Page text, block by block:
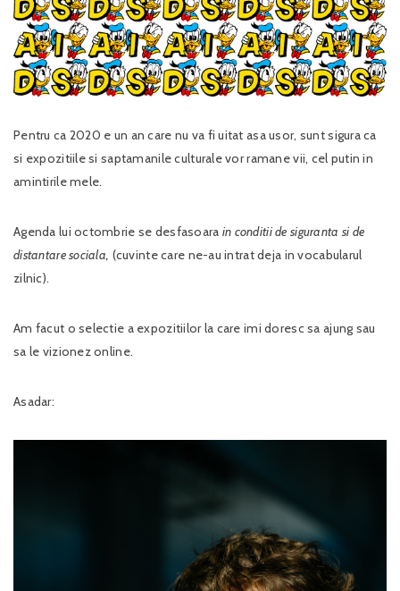
Pentru ca 2020 e un an care nu va fi uitat asa usor, sunt sigura ca
si expozitiile si saptamanile culturale vor ramane vii, cel putin in
amintirile mele.
Agenda lui octombrie se desfasoara in conditii de siguranta si de
distantare sociala, (cuvinte care ne-au intrat deja in vocabularul
zilnic).
Am facut o selectie a expozitiilor la care imi doresc sa ajung sau
sa le vizionez online.
Asadar: